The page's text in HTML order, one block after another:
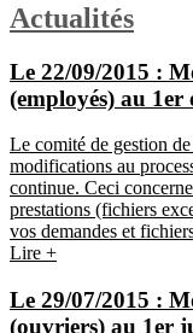
Actualités
Le 22/09/2015 :
(employés) au 1er
Le comité de gestion
modifications au
continue. Ceci
prestations (fichiers
vos demandes et
Lire +
Le 29/07/2015 :
(ouvriers) au 1er